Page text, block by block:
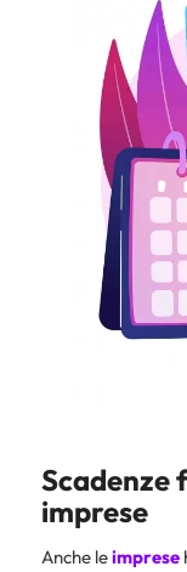
Scadenze
imprese
Anche leimprese